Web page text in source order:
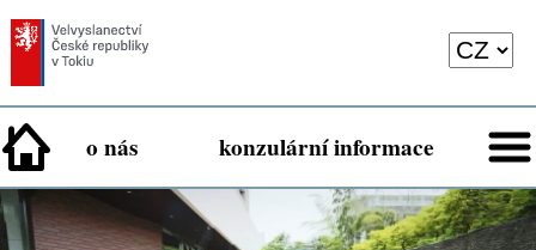
o nás konzulární informace